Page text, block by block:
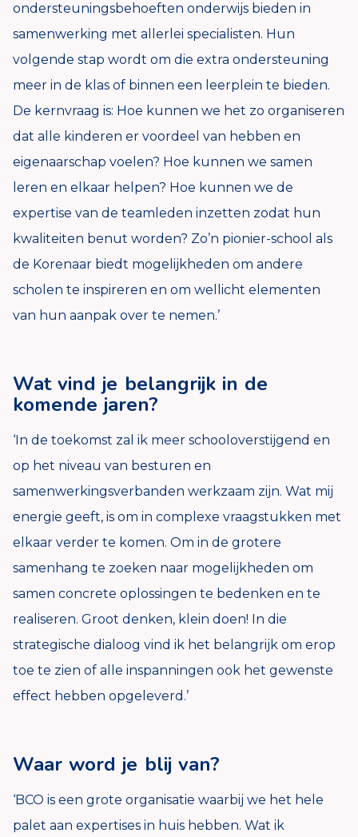
ondersteuningsbehoeften onderwijs bieden in
samenwerking met allerlei specialisten. Hun
volgende stap wordt om die extra ondersteuning
meer in de klas of binnen een leerplein te bieden.
De kernvraag is: Hoe kunnen we het zo organiseren
dat alle kinderen er voordeel van hebben en
eigenaarschap voelen? Hoe kunnen we samen
leren en elkaar helpen? Hoe kunnen we de
expertise van de teamleden inzetten zodat hun
kwaliteiten benut worden? Zo’n pionier-school als
de Korenaar biedt mogelijkheden om andere
scholen te inspireren en om wellicht elementen
van hun aanpak over te nemen.’
Wat vind je belangrijk in de
komende jaren?
‘In de toekomst zal ik meer schooloverstijgend en
op het niveau van besturen en
samenwerkingsverbanden werkzaam zijn. Wat mij
energie geeft, is om in complexe vraagstukken met
elkaar verder te komen. Om in de grotere
samenhang te zoeken naar mogelijkheden om
samen concrete oplossingen te bedenken en te
realiseren. Groot denken, klein doen! In die
strategische dialoog vind ik het belangrijk om erop
toe te zien of alle inspanningen ook het gewenste
effect hebben opgeleverd.’
Waar word je blij van?
‘BCO is een grote organisatie waarbij we het hele
palet aan expertises in huis hebben. Wat ik